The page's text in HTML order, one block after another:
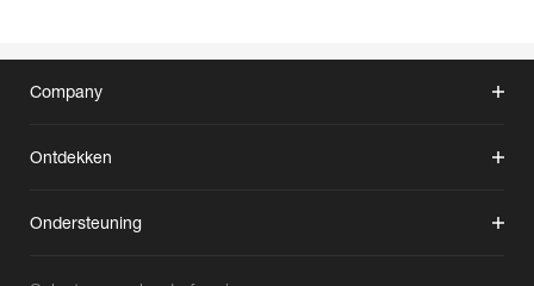
Company
Ontdekken
Ondersteuning